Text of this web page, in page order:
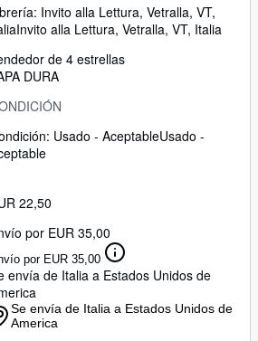
Invito alla Lettura, Vetralla, VT,
Invito alla Lettura, Vetralla, VT, Italia
de 4 estrellas
DURA
Usado - AceptableUsado -
22,50
por EUR 35,00
por EUR 35,00
envía de Italia a Estados Unidos de
Se envía de Italia a Estados Unidos de
America